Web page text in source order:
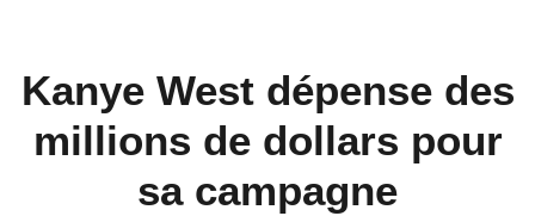
Kanye West dépense des
millions de dollars pour
sa campagne